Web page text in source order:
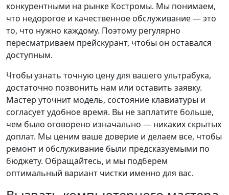
конкурентными на рынке Костромы. Мы понимаем,
что недорогое и качественное обслуживание — это
то, что нужно каждому. Поэтому регулярно
пересматриваем прейскурант, чтобы он оставался
доступным.
Чтобы узнать точную цену для вашего ультрабука,
достаточно позвонить нам или оставить заявку.
Мастер уточнит модель, состояние клавиатуры и
согласует удобное время. Вы не заплатите больше,
чем было оговорено изначально — никаких скрытых
доплат. Мы ценим ваше доверие и делаем все, чтобы
ремонт и обслуживание были предсказуемыми по
бюджету. Обращайтесь, и мы подберем
оптимальный вариант чистки именно для вас.